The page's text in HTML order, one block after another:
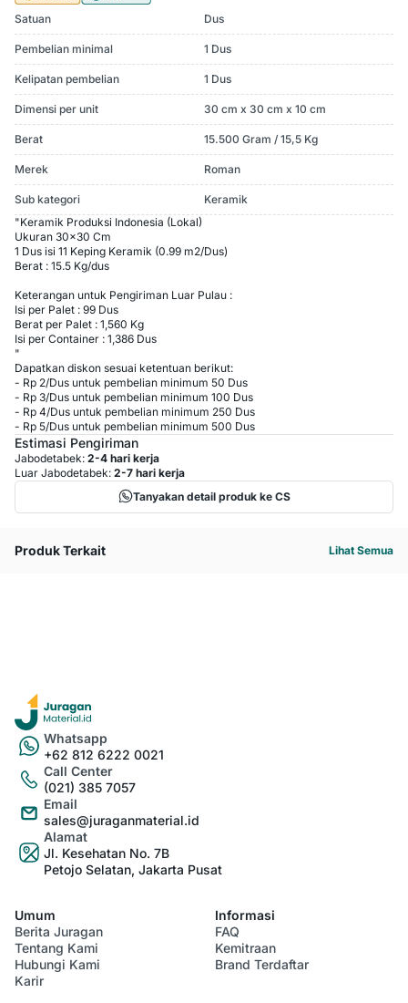
Satuan Dus
Pembelian minimal 1 Dus
Kelipatan pembelian 1 Dus
Dimensi per unit 30 cm x 30 cm x 10 cm
Berat 15.500 Gram / 15,5 Kg
Merek Roman
Sub kategori
Keramik
"Keramik Produksi Indonesia (Lokal)
Ukuran 30x30 Cm
1 Dus isi 11 Keping Keramik (0.99 m2/Dus)
Berat : 15.5 Kg/dus
Keterangan untuk Pengiriman Luar Pulau :
Isi per Palet : 99 Dus
Berat per Palet : 1,560 Kg
Isi per Container : 1,386 Dus
"
Dapatkan diskon sesuai ketentuan berikut:
- Rp 2/Dus untuk pembelian minimum 50 Dus
- Rp 3/Dus untuk pembelian minimum 100 Dus
- Rp 4/Dus untuk pembelian minimum 250 Dus
- Rp 5/Dus untuk pembelian minimum 500 Dus
Estimasi Pengiriman
Jabodetabek: 2-4 hari kerja
Luar Jabodetabek: 2-7 hari kerja
Tanyakan detail produk ke CS
Produk Terkait Lihat Semua
Whatsapp
+62 812 6222 0021
Call Center
(021) 385 7057
Email
sales@juraganmaterial.id
Alamat
Jl. Kesehatan No. 7B
Petojo Selatan, Jakarta Pusat
Umum
Berita Juragan
Tentang Kami
Hubungi Kami
Karir
Informasi
FAQ
Kemitraan
Brand Terdaftar